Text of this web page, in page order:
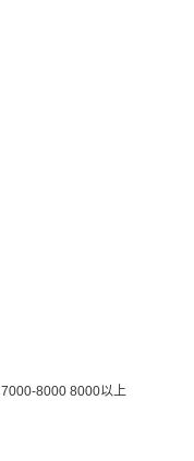
7000-8000 8000以上